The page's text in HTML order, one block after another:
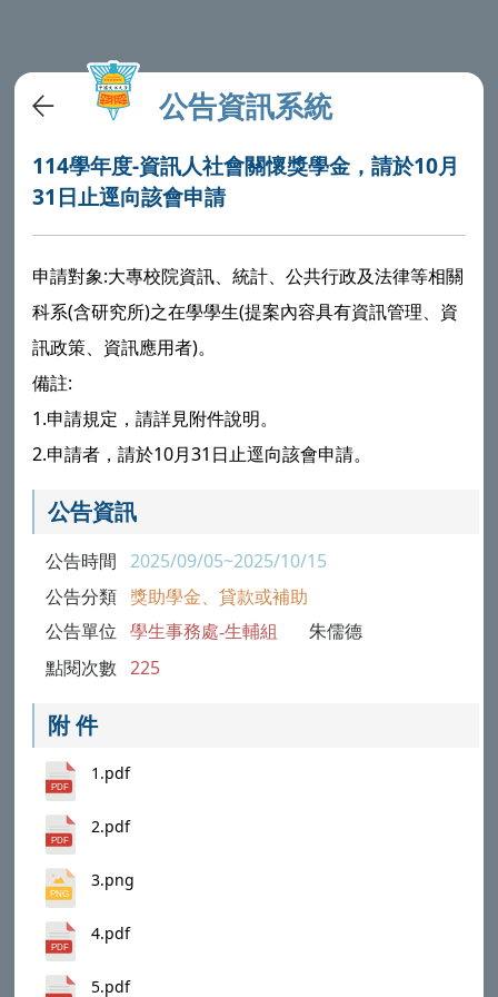
公告資訊系統
114學年度-資訊人社會關懷獎學金，請於10月
31日止逕向該會申請
申請對象:大專校院資訊、統計、公共行政及法律等相關
科系(含研究所)之在學學生(提案內容具有資訊管理、資
訊政策、資訊應用者)。
備註:
1.申請規定，請詳見附件說明。
2.申請者，請於10月31日止逕向該會申請。
公告資訊
公告時間 2025/09/05~2025/10/15
公告分類 獎助學金、貸款或補助
公告單位 學生事務處-生輔組 朱儒德
點閱次數 225
附 件
1.pdf
2.pdf
3.png
4.pdf
5.pdf